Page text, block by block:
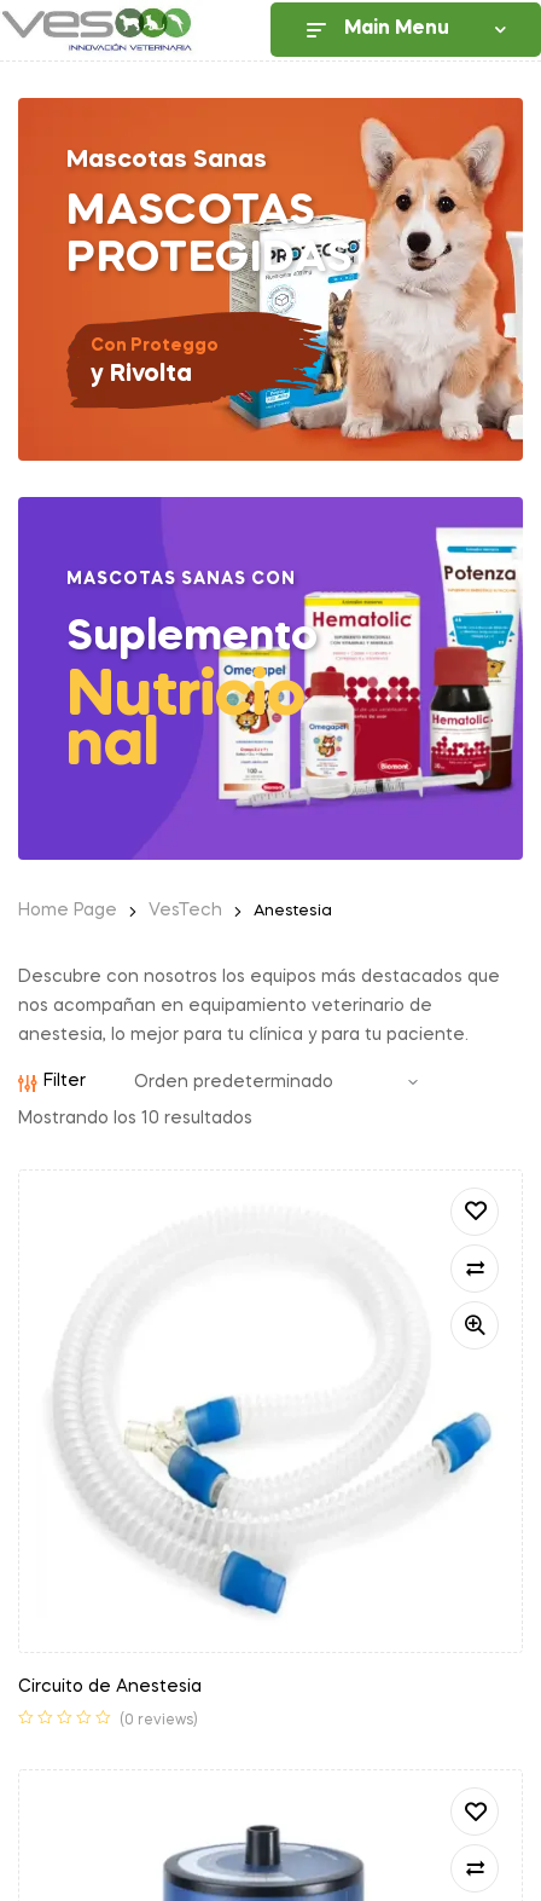
Main Menu
MASCOTAS
PROTEGIDAS
Mascotas Sanas
Con Proteggo
y Rivolta
MASCOTAS SANAS CON
Suplemento
Nutricio
nal
Home Page VesTech Anestesia
Descubre con nosotros los equipos más destacados que
nos acompañan en equipamiento veterinario de
anestesia, lo mejor para tu clínica y para tu paciente.
Filter
Mostrando los 10 resultados
Circuito de Anestesia
(0 reviews)